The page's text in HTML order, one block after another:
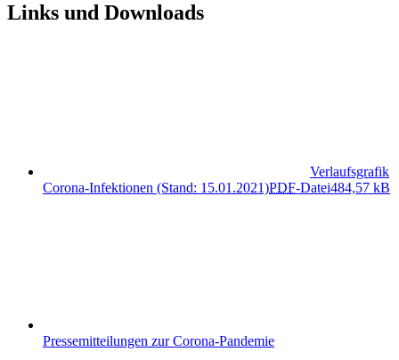
Links und Downloads
Verlaufsgrafik
Corona-Infektionen (Stand: 15.01.2021)PDF-Datei484,57 kB
Pressemitteilungen zur Corona-Pandemie